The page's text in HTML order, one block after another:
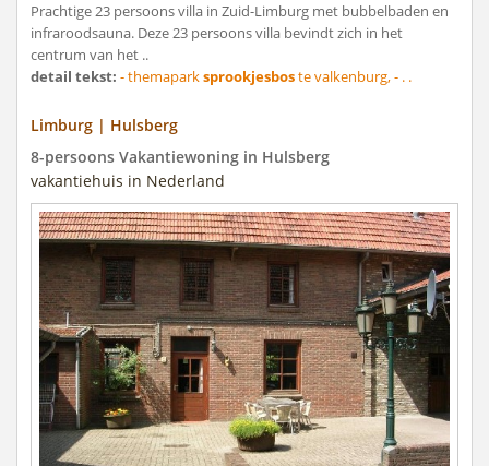
Prachtige 23 persoons villa in Zuid-Limburg met bubbelbaden en
infraroodsauna. Deze 23 persoons villa bevindt zich in het
centrum van het ..
detail tekst: - themaparksprookjesboste valkenburg, - . .
Limburg | Hulsberg
8-persoons Vakantiewoning in Hulsberg
vakantiehuis in Nederland